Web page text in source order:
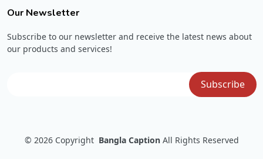
Our Newsletter
Subscribe to our newsletter and receive the latest news about
our products and services!
© 2026 Copyright Bangla Caption All Rights Reserved